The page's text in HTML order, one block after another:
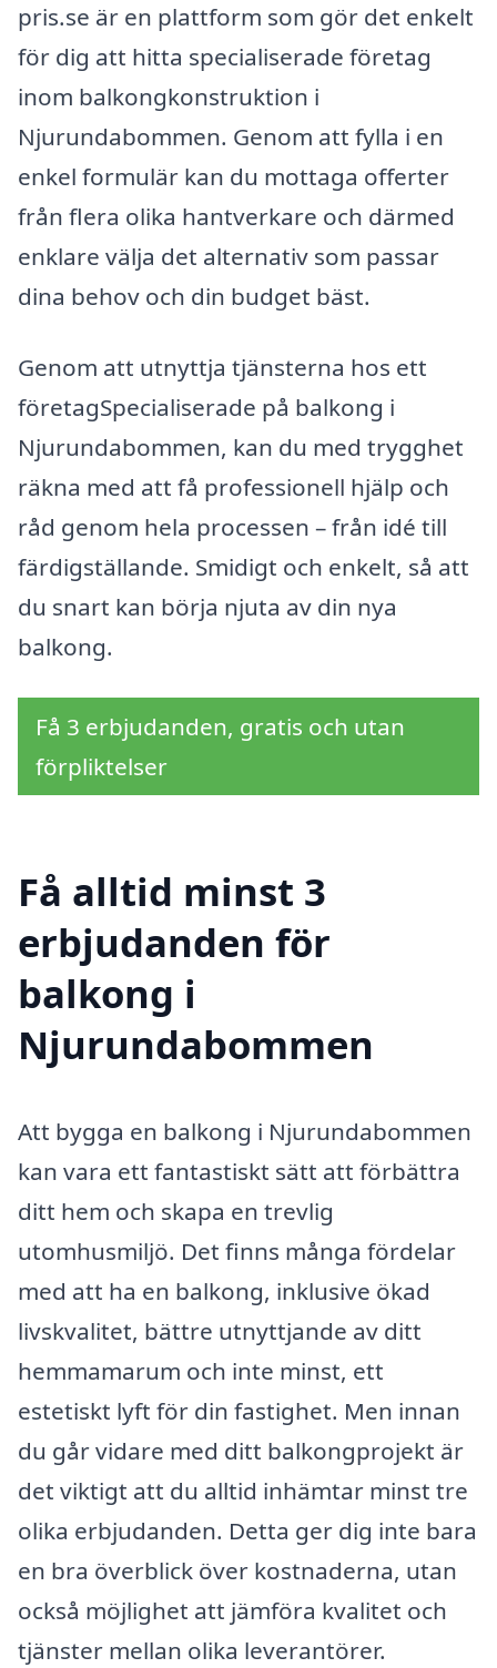
pris.se är en plattform som gör det enkelt
för dig att hitta specialiserade företag
inom balkongkonstruktion i
Njurundabommen. Genom att fylla i en
enkel formulär kan du mottaga offerter
från flera olika hantverkare och därmed
enklare välja det alternativ som passar
dina behov och din budget bäst.
Genom att utnyttja tjänsterna hos ett
företagSpecialiserade på balkong i
Njurundabommen, kan du med trygghet
räkna med att få professionell hjälp och
råd genom hela processen – från idé till
färdigställande. Smidigt och enkelt, så att
du snart kan börja njuta av din nya
balkong.
Få 3 erbjudanden, gratis och utan
förpliktelser
Få alltid minst 3
erbjudanden för
balkong i
Njurundabommen
Att bygga en balkong i Njurundabommen
kan vara ett fantastiskt sätt att förbättra
ditt hem och skapa en trevlig
utomhusmiljö. Det finns många fördelar
med att ha en balkong, inklusive ökad
livskvalitet, bättre utnyttjande av ditt
hemmamarum och inte minst, ett
estetiskt lyft för din fastighet. Men innan
du går vidare med ditt balkongprojekt är
det viktigt att du alltid inhämtar minst tre
olika erbjudanden. Detta ger dig inte bara
en bra överblick över kostnaderna, utan
också möjlighet att jämföra kvalitet och
tjänster mellan olika leverantörer.